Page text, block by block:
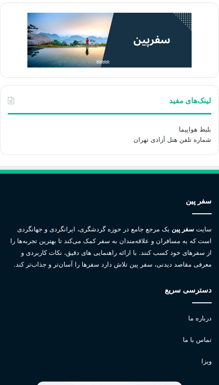
لینک‌های مفید
بلیط هواپیما
شماره تلفن هتل آزادی تهران
سفر پین
سایت سفر پین یک مرجع جامع در حوزه گردشگری، ایرانگردی و جهانگردی
است که به مسافران و علاقه‌مندان به سفر کمک می‌کند تا بهترین تجربه‌ها را
از سفرهای خود کسب کنند. با ارائه راهنمایی های دقیق، نکات کاربردی و
معرفی مقاصد دیدنی، سفر پین تلاش دارد سفرها را آسان‌تر و جذاب‌تر کند.
دسترسی سریع
درباره ما
تماس با ما
ویزا